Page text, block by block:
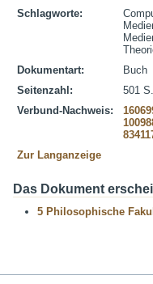
Schlagworte:
Dokumentart:
Buch
Seitenzahl:
501 S.
Verbund-Nachweis:
Zur Langanzeige
Das Dokument
5 Philosophische